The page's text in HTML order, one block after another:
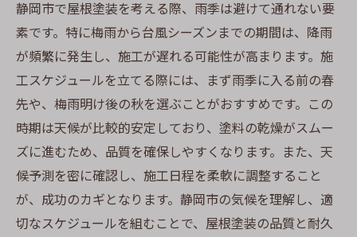
静岡市で屋根塗装を考える際、雨季は避けて通れない要
素です。特に梅雨から台風シーズンまでの期間は、降雨
が頻繁に発生し、施工が遅れる可能性が高まります。施
工スケジュールを立てる際には、まず雨季に入る前の春
先や、梅雨明け後の秋を選ぶことがおすすめです。この
時期は天候が比較的安定しており、塗料の乾燥がスムー
ズに進むため、品質を確保しやすくなります。また、天
候予測を密に確認し、施工日程を柔軟に調整すること
が、成功のカギとなります。静岡市の気候を理解し、適
切なスケジュールを組むことで、屋根塗装の品質と耐久